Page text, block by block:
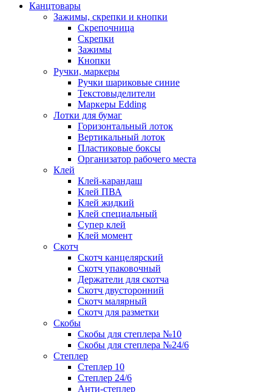
Канцтовары
Зажимы, скрепки и кнопки
Скрепочница
Скрепки
Зажимы
Кнопки
Ручки, маркеры
Ручки шариковые синие
Текстовыделители
Маркеры Edding
Лотки для бумаг
Горизонтальный лоток
Вертикальный лоток
Пластиковые боксы
Организатор рабочего места
Клей
Клей-карандаш
Клей ПВА
Клей жидкий
Клей специальный
Супер клей
Клей момент
Скотч
Скотч канцелярский
Скотч упаковочный
Держатели для скотча
Скотч двусторонний
Скотч малярный
Скотч для разметки
Скобы
Скобы для степлера №10
Скобы для степлера №24/6
Степлер
Степлер 10
Степлер 24/6
Анти-степлер